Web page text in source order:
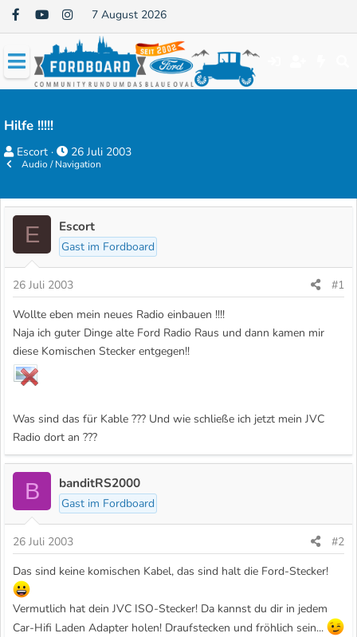
7 August 2026
Hilfe !!!!!
E
t
e
r
Escort
E
r
t
e
l
l
t
a
m
26 Juli 2003
Audio / Navigation
E Escort
Gast im Fordboard
26 Juli 2003
#1
Wollte eben mein neues Radio einbauen !!!!
Naja ich guter Dinge alte Ford Radio Raus und dann kamen mir
diese Komischen Stecker entgegen!!
Was sind das für Kable ??? Und wie schließe ich jetzt mein JVC
Radio dort an ???
B banditRS2000
Gast im Fordboard
26 Juli 2003
#2
Das sind keine komischen Kabel, das sind halt die Ford-Stecker!
Vermutlich hat dein JVC ISO-Stecker! Da kannst du dir in jedem
Car-Hifi Laden Adapter holen! Draufstecken und fröhlich sein...